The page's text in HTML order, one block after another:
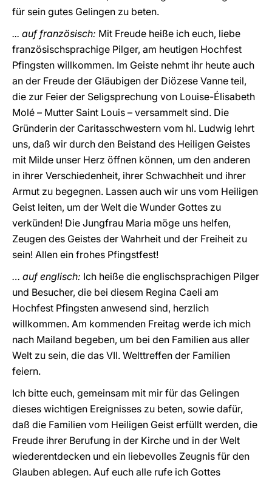
für sein gutes Gelingen zu beten.
... auf französisch: Mit Freude heiße ich euch, liebe
französischsprachige Pilger, am heutigen Hochfest
Pfingsten willkommen. Im Geiste nehmt ihr heute auch
an der Freude der Gläubigen der Diözese Vanne teil,
die zur Feier der Seligsprechung von Louise-Élisabeth
Molé – Mutter Saint Louis – versammelt sind. Die
Gründerin der Caritasschwestern vom hl. Ludwig lehrt
uns, daß wir durch den Beistand des Heiligen Geistes
mit Milde unser Herz öffnen können, um den anderen
in ihrer Verschiedenheit, ihrer Schwachheit und ihrer
Armut zu begegnen. Lassen auch wir uns vom Heiligen
Geist leiten, um der Welt die Wunder Gottes zu
verkünden! Die Jungfrau Maria möge uns helfen,
Zeugen des Geistes der Wahrheit und der Freiheit zu
sein! Allen ein frohes Pfingstfest!
… auf englisch: Ich heiße die englischsprachigen Pilger
und Besucher, die bei diesem Regina Caeli am
Hochfest Pfingsten anwesend sind, herzlich
willkommen. Am kommenden Freitag werde ich mich
nach Mailand begeben, um bei den Familien aus aller
Welt zu sein, die das VII. Welttreffen der Familien
feiern.
Ich bitte euch, gemeinsam mit mir für das Gelingen
dieses wichtigen Ereignisses zu beten, sowie dafür,
daß die Familien vom Heiligen Geist erfüllt werden, die
Freude ihrer Berufung in der Kirche und in der Welt
wiederentdecken und ein liebevolles Zeugnis für den
Glauben ablegen. Auf euch alle rufe ich Gottes